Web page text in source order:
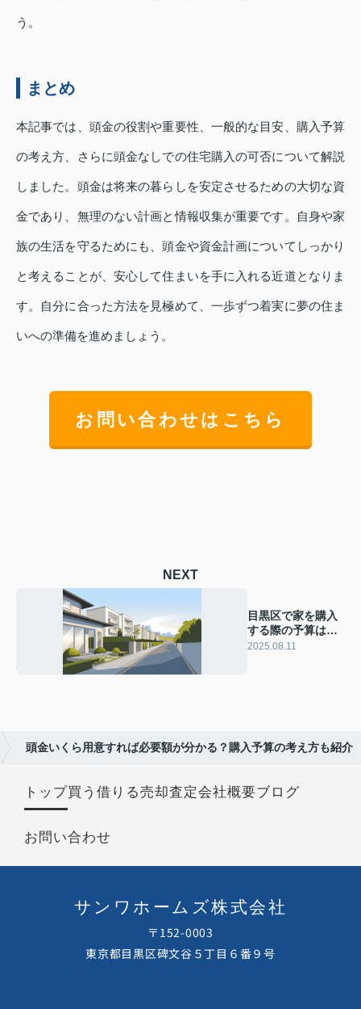
う。
まとめ
本記事では、頭金の役割や重要性、一般的な目安、購入予算
の考え方、さらに頭金なしでの住宅購入の可否について解説
しました。頭金は将来の暮らしを安定させるための大切な資
金であり、無理のない計画と情報収集が重要です。自身や家
族の生活を守るためにも、頭金や資金計画についてしっかり
と考えることが、安心して住まいを手に入れる近道となりま
す。自分に合った方法を見極めて、一歩ずつ着実に夢の住ま
いへの準備を進めましょう。
お問い合わせはこちら
NEXT
目黒区で家を購入
する際の予算は？
費用や資金計画の
2025.08.11
頭金いくら用意すれば必要額が分かる？購入予算の考え方も紹介
トップ買う 借りる売却査定会社概要ブログ
お問い合わせ
サンワホームズ株式会社
〒152-0003
東京都目黒区碑文谷５丁目６番９号